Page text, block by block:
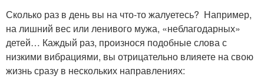
Сколько раз в день вы на что-то жалуетесь? Например,
на лишний вес или ленивого мужа, «неблагодарных»
детей… Каждый раз, произнося подобные слова с
низкими вибрациями, вы отрицательно влияете на свою
жизнь сразу в нескольких направлениях: